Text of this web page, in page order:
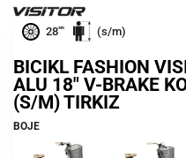
28"" (s/m)
BICIKL FASHION
ALU 18" V-BRAKE
(S/M) TIRKIZ
BOJE